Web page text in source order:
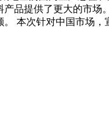
品提供了更大的市场
本次针对中国市场